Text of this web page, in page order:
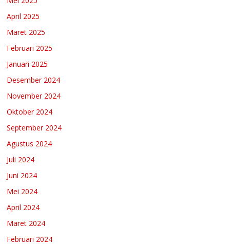
April 2025
Maret 2025
Februari 2025
Januari 2025
Desember 2024
November 2024
Oktober 2024
September 2024
Agustus 2024
Juli 2024
Juni 2024
Mei 2024
April 2024
Maret 2024
Februari 2024